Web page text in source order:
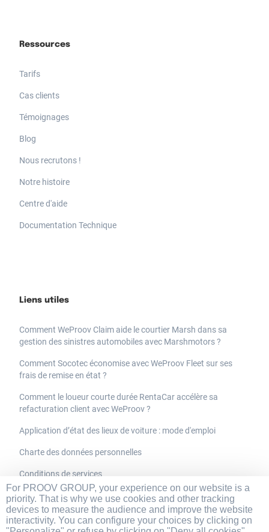
Ressources
Tarifs
Cas clients
Témoignages
Blog
Nous recrutons !
Notre histoire
Centre d'aide
Documentation Technique
Liens utiles
Comment WeProov Claim aide le courtier Marsh dans sa
gestion des sinistres automobiles avec Marshmotors ?
Comment Socotec économise avec WeProov Fleet sur ses
frais de remise en état ?
Comment le loueur courte durée RentaCar accélère sa
refacturation client avec WeProov ?
Application d’état des lieux de voiture : mode d'emploi
Charte des données personnelles
Conditions de services
Mentions légales et CGU du site
🇬🇧 See this site in english
For PROOV GROUP, your experience on our website is a
priority. That is why we use cookies and other tracking
devices to measure the audience and improve the website
interactivity. You can configure your choices by clicking on